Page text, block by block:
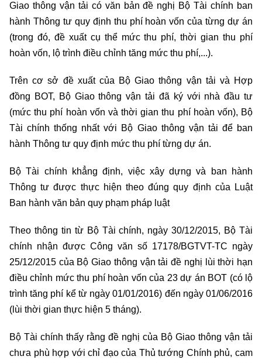
Giao thông vận tải có văn bản đề nghị Bộ Tài chính ban
hành Thông tư quy định thu phí hoàn vốn của từng dự án
(trong đó, đề xuất cụ thể mức thu phí, thời gian thu phí
hoàn vốn, lộ trình điều chỉnh tăng mức thu phí,...).
Trên cơ sở đề xuất của Bộ Giao thông vận tải và Hợp
đồng BOT, Bộ Giao thông vận tải đã ký với nhà đầu tư
(mức thu phí hoàn vốn và thời gian thu phí hoàn vốn), Bộ
Tài chính thống nhất với Bộ Giao thông vận tải để ban
hành Thông tư quy định mức thu phí từng dự án.
Bộ Tài chính khẳng định, việc xây dựng và ban hành
Thông tư được thực hiện theo đúng quy định của Luật
Ban hành văn bản quy phạm pháp luật
Theo thông tin từ Bộ Tài chính, ngày 30/12/2015, Bộ Tài
chính nhận được Công văn số 17178/BGTVT-TC ngày
25/12/2015 của Bộ Giao thông vận tải đề nghị lùi thời hạn
điều chỉnh mức thu phí hoàn vốn của 23 dự án BOT (có lộ
trình tăng phí kể từ ngày 01/01/2016) đến ngày 01/06/2016
(lùi thời gian thực hiện 5 tháng).
Bộ Tài chính thấy rằng đề nghị của Bộ Giao thông vận tải
chưa phù hợp với chỉ đạo của Thủ tướng Chính phủ, cam